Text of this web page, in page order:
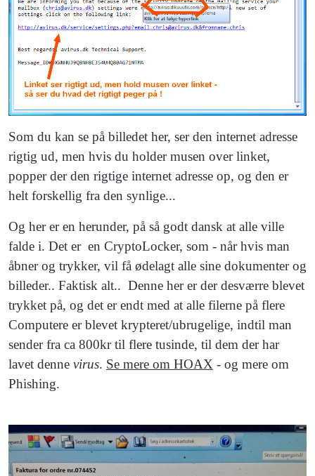
Som du kan se på billedet her, ser den internet adresse
rigtig ud, men hvis du holder musen over linket,
popper der den rigtige internet adresse op, og den er
helt forskellig fra den synlige...
Og her er en herunder, på så godt dansk at alle ville
falde i. Det er en CryptoLocker, som - når hvis man
åbner og trykker, vil få ødelagt alle sine dokumenter og
billeder.. Faktisk alt.. Denne her er der desværre blevet
trykket på, og det er endt med at alle filerne på flere
Computere er blevet krypteret/ubrugelige, indtil man
sender fra ca 800kr til flere tusinde, til dem der har
lavet denne virus. Se mere om HOAX - og mere om
Phishing.